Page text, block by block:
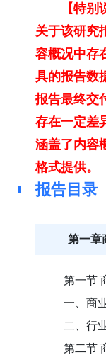
【特
关于该研究
容概况中存
具的报告数
报告最终交
存在一定差
涵盖了内容
格式提供。
报告目录
第一章
第一节
一、商
二、行
第二节